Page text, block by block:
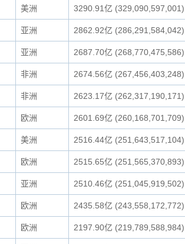
美洲 3290.91亿 (329,090,597,001)
亚洲 2862.92亿 (286,291,584,042)
亚洲 2687.70亿 (268,770,475,586)
非洲 2674.56亿 (267,456,403,248)
非洲 2623.17亿 (262,317,190,171)
欧洲 2601.69亿 (260,168,701,709)
美洲 2516.44亿 (251,643,517,104)
欧洲 2515.65亿 (251,565,370,893)
亚洲 2510.46亿 (251,045,919,502)
欧洲 2435.58亿 (243,558,172,772)
欧洲 2197.90亿 (219,789,588,984)